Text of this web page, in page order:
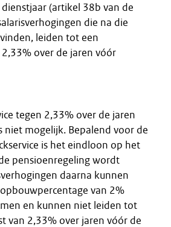
(artikel 38b van de
die na die
leiden tot een
2,33% over de jaren vóór
tegen 2,33% over de jaren
niet mogelijk. Bepalend voor de
is het eindloon op het
pensioenregeling wordt
daarna kunnen
van 2%
en kunnen niet leiden tot
van 2,33% over jaren vóór de